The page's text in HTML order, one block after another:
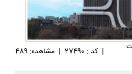
ساعت
| کد : 27490 | مشاهده: 489